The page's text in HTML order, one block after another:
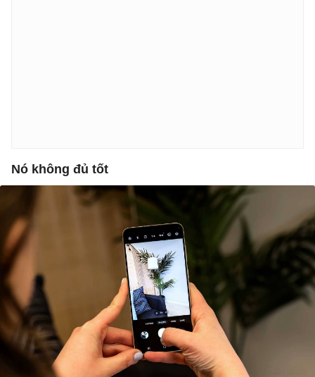
Nó không đủ tốt